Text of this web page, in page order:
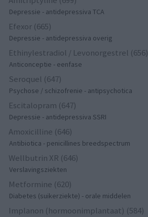
Depressie - antidepressiva TCA
Efexor (665)
Depressie - antidepressiva overig
Ethinylestradiol / Levonorgestrel (656)
Anticonceptie - eenfase
Seroquel (647)
Psychose / schizofrenie - antipsychotica
Escitalopram (647)
Depressie - antidepressiva SSRI
Amoxicilline (646)
Antibiotica - penicillines breedspectrum
Wellbutrin XR (646)
Verslavingsziekten
Metformine (620)
Diabetes (suikerziekte) - orale middelen
Implanon (hormoonimplantaat) (584)